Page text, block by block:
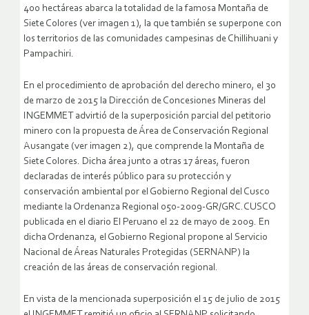
400 hectáreas abarca la totalidad de la famosa Montaña de
Siete Colores (ver imagen 1), la que también se superpone con
los territorios de las comunidades campesinas de Chillihuani y
Pampachiri.
En el procedimiento de aprobación del derecho minero, el 30
de marzo de 2015 la Dirección de Concesiones Mineras del
INGEMMET advirtió de la superposición parcial del petitorio
minero con la propuesta de Área de Conservación Regional
Ausangate (ver imagen 2), que comprende la Montaña de
Siete Colores. Dicha área junto a otras 17 áreas, fueron
declaradas de interés público para su protección y
conservación ambiental por el Gobierno Regional del Cusco
mediante la Ordenanza Regional 050-2009-GR/GRC.CUSCO
publicada en el diario El Peruano el 22 de mayo de 2009. En
dicha Ordenanza, el Gobierno Regional propone al Servicio
Nacional de Áreas Naturales Protegidas (SERNANP) la
creación de las áreas de conservación regional.
En vista de la mencionada superposición el 15 de julio de 2015